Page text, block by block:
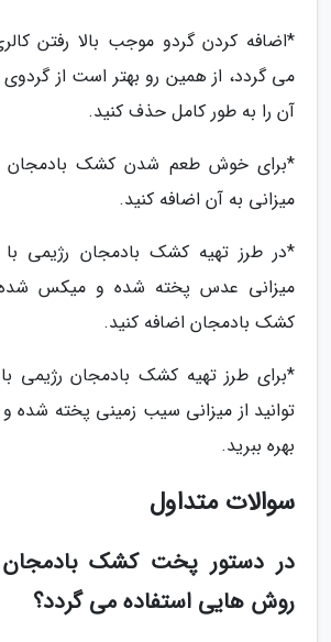
*اضافه کردن گردو موجب بالا رفتن
می گردد، از همین رو بهتر است از گردوی
آن را به طور کامل حذف کنید.
*برای خوش طعم شدن کشک بادمجان
میزانی به آن اضافه کنید.
*در طرز تهیه کشک بادمجان رژیمی
میزانی عدس پخته شده و میکس
کشک بادمجان اضافه کنید.
*برای طرز تهیه کشک بادمجان رژیمی
توانید از میزانی سیب زمینی پخته شده
بهره ببرید.
سوالات متداول
در دستور پخت کشک بادمجان
روش هایی استفاده می گردد؟